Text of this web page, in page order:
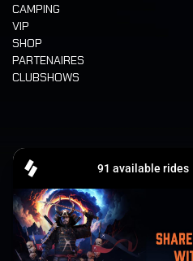
CAMPING
VIP
SHOP
PARTENAIRES
CLUBSHOWS